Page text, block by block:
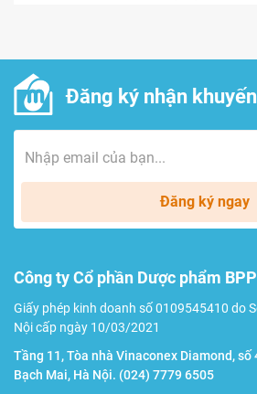
Đăng ký nhận
Đăng ký ngay
Công ty Cổ phần Dược phẩm
Giấy phép kinh doanh số 0109545410 do
Nội cấp ngày 10/03/2021
Tầng 11, Tòa nhà Vinaconex Diamond, số
Bạch Mai, Hà Nội. (024) 7779 6505